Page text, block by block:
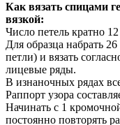
Как вязать спицами
вязкой:
Число петель кратно
Для образца набрать
петли) и вязать
лицевые ряды.
В изнаночных рядах
Раппорт узора
Начинать с 1
постоянно повторять